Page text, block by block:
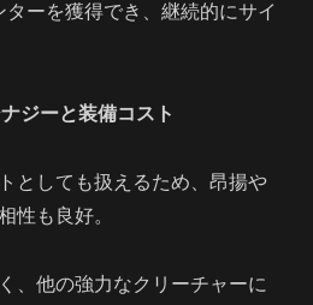
ターを獲得でき、継続的にサイ
ジーと装備コスト
としても扱えるため、昂揚や
性も良好。
、他の強力なクリーチャーに